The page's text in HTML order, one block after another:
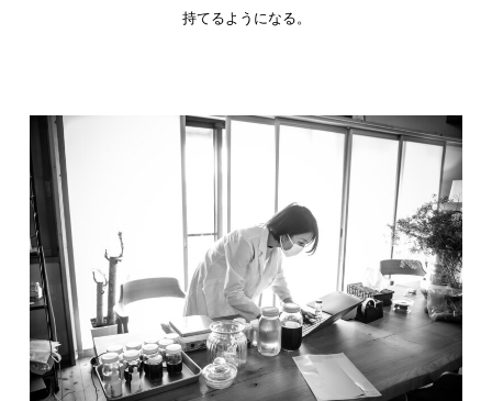
持てるようになる。